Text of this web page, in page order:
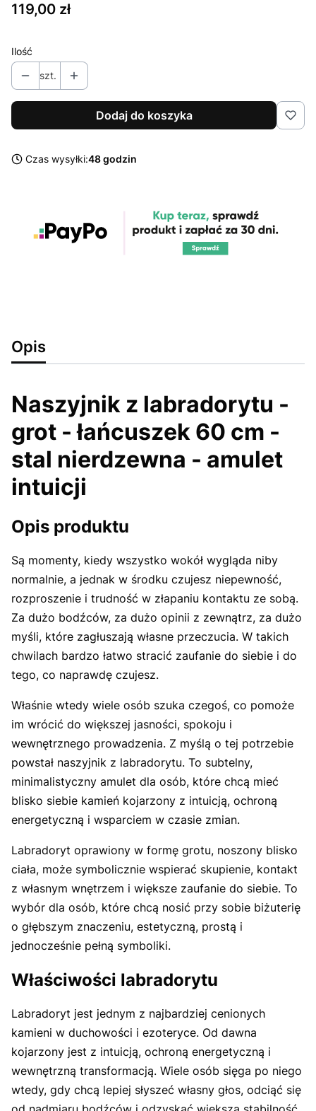
Cena
119,00 zł
Ilość
szt.
Dodaj do koszyka
Czas wysyłki:48 godzin
Opis
Naszyjnik z labradorytu -
grot - łańcuszek 60 cm -
stal nierdzewna - amulet
intuicji
Opis produktu
Są momenty, kiedy wszystko wokół wygląda niby
normalnie, a jednak w środku czujesz niepewność,
rozproszenie i trudność w złapaniu kontaktu ze sobą.
Za dużo bodźców, za dużo opinii z zewnątrz, za dużo
myśli, które zagłuszają własne przeczucia. W takich
chwilach bardzo łatwo stracić zaufanie do siebie i do
tego, co naprawdę czujesz.
Właśnie wtedy wiele osób szuka czegoś, co pomoże
im wrócić do większej jasności, spokoju i
wewnętrznego prowadzenia. Z myślą o tej potrzebie
powstał naszyjnik z labradorytu. To subtelny,
minimalistyczny amulet dla osób, które chcą mieć
blisko siebie kamień kojarzony z intuicją, ochroną
energetyczną i wsparciem w czasie zmian.
Labradoryt oprawiony w formę grotu, noszony blisko
ciała, może symbolicznie wspierać skupienie, kontakt
z własnym wnętrzem i większe zaufanie do siebie. To
wybór dla osób, które chcą nosić przy sobie biżuterię
o głębszym znaczeniu, estetyczną, prostą i
jednocześnie pełną symboliki.
Właściwości labradorytu
Labradoryt jest jednym z najbardziej cenionych
kamieni w duchowości i ezoteryce. Od dawna
kojarzony jest z intuicją, ochroną energetyczną i
wewnętrzną transformacją. Wiele osób sięga po niego
wtedy, gdy chcą lepiej słyszeć własny głos, odciąć się